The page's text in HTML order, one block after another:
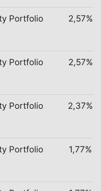
Portfolio
2,57%
Portfolio
2,57%
Portfolio
2,37%
Portfolio
1,77%